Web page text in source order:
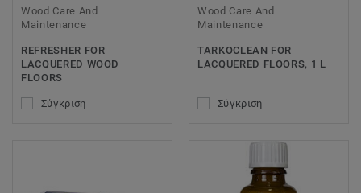
Wood Care And
Maintenance
REFRESHER FOR
LACQUERED WOOD
FLOORS
Σύγκριση
Wood Care And
Maintenance
TARKOCLEAN FOR
LACQUERED FLOORS, 1 L
Σύγκριση